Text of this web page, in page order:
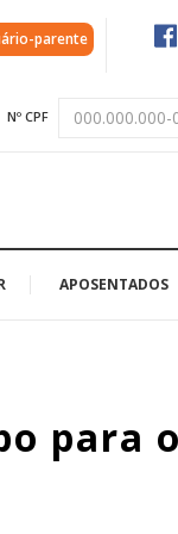
parente
Nº CPF
APOSENTADOS
para